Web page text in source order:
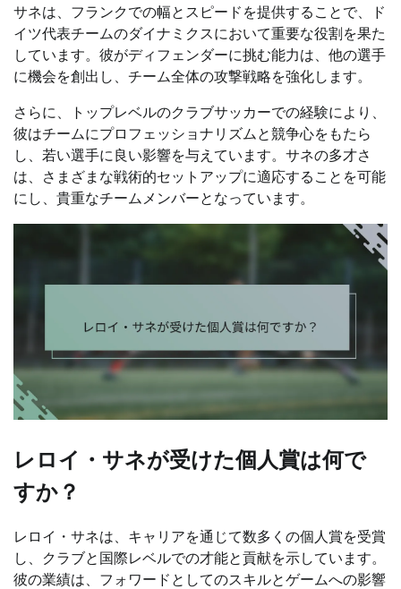
サネは、フランクでの幅とスピードを提供することで、ド
イツ代表チームのダイナミクスにおいて重要な役割を果た
しています。彼がディフェンダーに挑む能力は、他の選手
に機会を創出し、チーム全体の攻撃戦略を強化します。
さらに、トップレベルのクラブサッカーでの経験により、
彼はチームにプロフェッショナリズムと競争心をもたら
し、若い選手に良い影響を与えています。サネの多才さ
は、さまざまな戦術的セットアップに適応することを可能
にし、貴重なチームメンバーとなっています。
レロイ・サネが受けた個人賞は何で
すか？
レロイ・サネは、キャリアを通じて数多くの個人賞を受賞
し、クラブと国際レベルでの才能と貢献を示しています。
彼の業績は、フォワードとしてのスキルとゲームへの影響